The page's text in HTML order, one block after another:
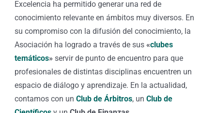
Excelencia ha permitido generar una red de
conocimiento relevante en ámbitos muy diversos. En
su compromiso con la difusión del conocimiento, la
Asociación ha logrado a través de sus «clubes
temáticos» servir de punto de encuentro para que
profesionales de distintas disciplinas encuentren un
espacio de diálogo y aprendizaje. En la actualidad,
contamos con un Club de Árbitros, un Club de